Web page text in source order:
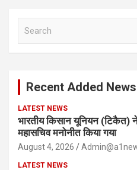
Recent Added News
LATEST NEWS
भारतीय किसान यूनियन (टिकैत)
महासचिव मनोनीत किया गया
August 4, 2026
LATEST NEWS